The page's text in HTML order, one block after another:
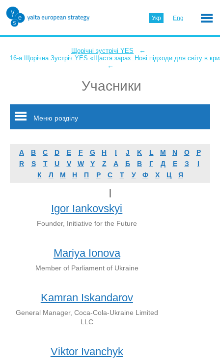
Укр Eng
Щорічні зустрічі YES ←
16-а Щорічна Зустріч YES «Щастя зараз. Нові підходи для світу в
←
Учасники
Меню розділу
A B C D E F G H I J K L M N O
P
R
S T U V W Y Z А Б В Г Д Е З
І
К
Л М Н П Р С Т У Ф Х Ц Я
I
Igor Iankovskyi
Founder, Initiative for the Future
Mariya Ionova
Member of Parliament of Ukraine
Kamran Iskandarov
General Manager, Coca-Cola-Ukraine Limited
LLC
Viktor Ivanchyk